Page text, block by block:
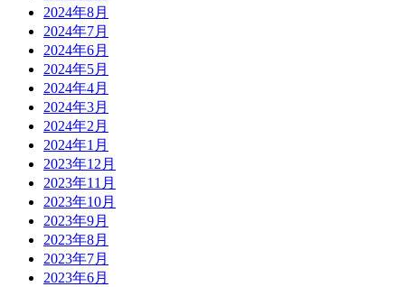
2024年8月
2024年7月
2024年6月
2024年5月
2024年4月
2024年3月
2024年2月
2024年1月
2023年12月
2023年11月
2023年10月
2023年9月
2023年8月
2023年7月
2023年6月